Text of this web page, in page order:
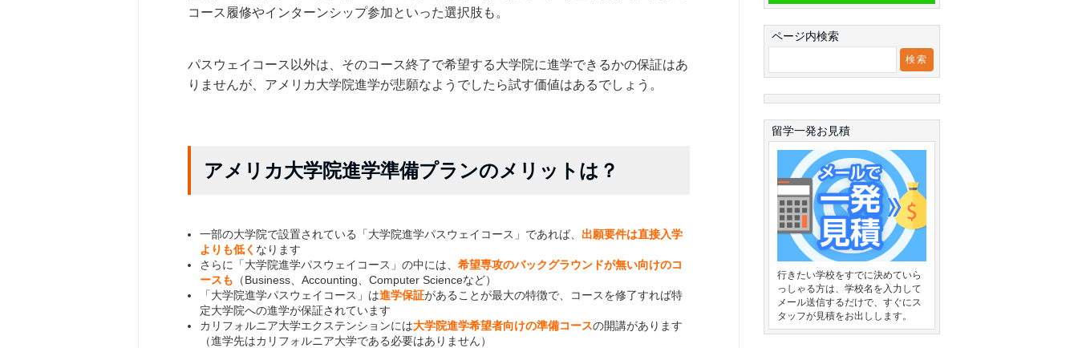
コース履修やインターンシップ参加といった選択肢も。
パスウェイコース以外は、そのコース終了で希望する大学院に進学できるかの保証はあ
りませんが、アメリカ大学院進学が悲願なようでしたら試す価値はあるでしょう。
アメリカ大学院進学準備プランのメリットは？
一部の大学院で設置されている「大学院進学パスウェイコース」であれば、 出願要件は直接入学
よりも低く なります
さらに「大学院進学パスウェイコース」の中には、 希望専攻のバックグラウンドが無い向けのコ
ースも （Business、Accounting、Computer Scienceなど）
「大学院進学パスウェイコース」は進学保証があることが最大の特徴で、コースを修了すれば特
定大学院への進学が保証されています
カリフォルニア大学エクステンションには大学院進学希望者向けの準備コースの開講があります
（進学先はカリフォルニア大学である必要はありません）
ページ内検索
留学一発お見積
行きたい学校をすでに決めていら
っしゃる方は、学校名を入力して
メール送信するだけで、すぐにス
タッフが見積をお出しします。